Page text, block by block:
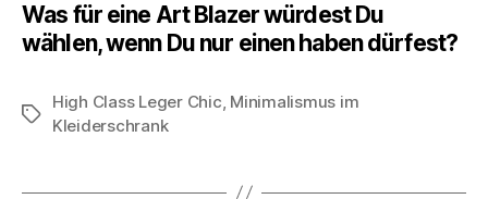
Was für eine Art Blazer würdest Du
wählen, wenn Du nur einen haben dürfest?
Schlagwörter
High Class Leger Chic, Minimalismus im
Kleiderschrank